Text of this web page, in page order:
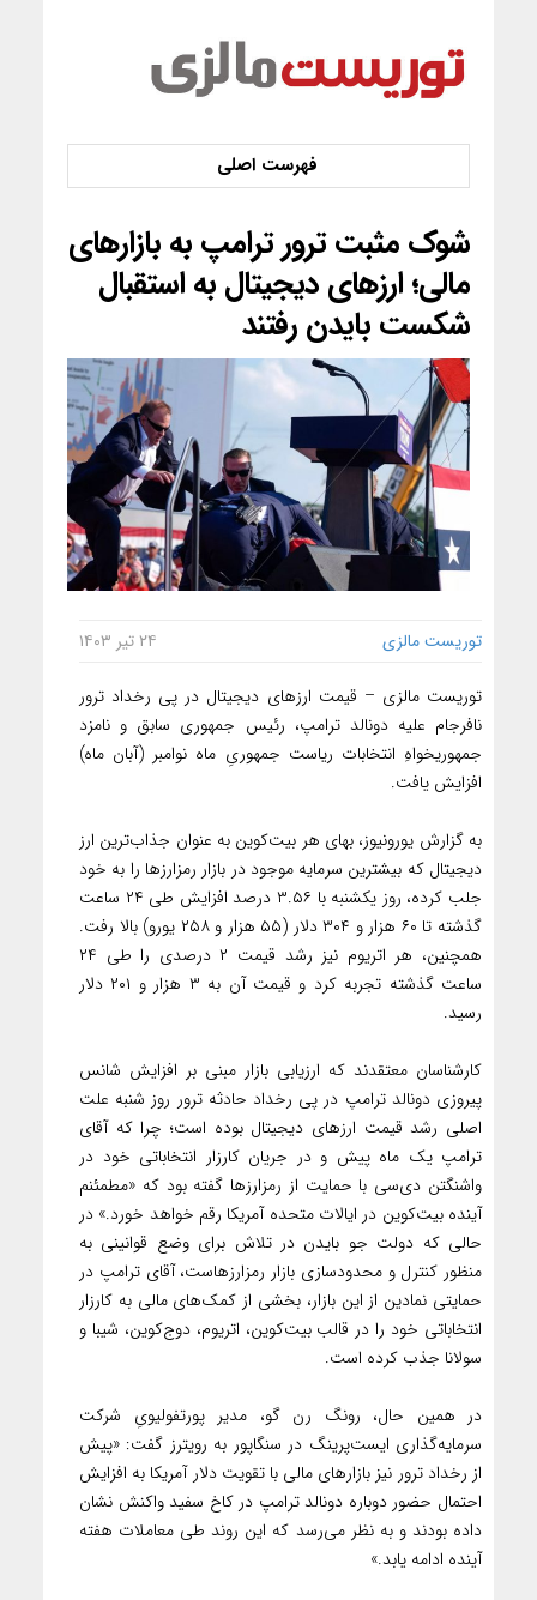
شوک مثبت ترور ترامپ به بازارهای
مالی؛ ارزهای دیجیتال به استقبال
شکست بایدن رفتند
توریست مالزی ۲۴ تیر ۱۴۰۳
توریست مالزی – قیمت ارزهای دیجیتال در پی رخداد ترور
نافرجام علیه دونالد ترامپ، رئیس جمهوری سابق و نامزد
جمهوریخواهِ انتخابات ریاست جمهوریِ ماه نوامبر (آبان ماه)
افزایش یافت.
به گزارش یورونیوز، بهای هر بیت‌کوین به عنوان جذاب‌ترین ارز
دیجیتال که بیشترین سرمایه موجود در بازار رمزارزها را به خود
جلب کرده، روز یکشنبه با ۳.۵۶ درصد افزایش طی ۲۴ ساعت
گذشته تا ۶۰ هزار و ۳۰۴ دلار (۵۵ هزار و ۲۵۸ یورو) بالا رفت.
همچنین، هر اتریوم نیز رشد قیمت ۲ درصدی را طی ۲۴
ساعت گذشته تجربه کرد و قیمت آن به ۳ هزار و ۲۰۱ دلار
رسید.
کارشناسان معتقدند که ارزیابی بازار مبنی بر افزایش شانس
پیروزی دونالد ترامپ در پی رخداد حادثه ترور روز شنبه علت
اصلی رشد قیمت ارزهای دیجیتال بوده است؛ چرا که آقای
ترامپ یک ماه پیش و در جریان کارزار انتخاباتی خود در
واشنگتن دی‌سی با حمایت از رمزارزها گفته بود که «مطمئنم
آینده بیت‌کوین در ایالات متحده آمریکا رقم خواهد خورد.» در
حالی که دولت جو بایدن در تلاش برای وضع قوانینی به
منظور کنترل و محدودسازی بازار رمزارزهاست، آقای ترامپ در
حمایتی نمادین از این بازار، بخشی از کمک‌های مالی به کارزار
انتخاباتی خود را در قالب بیت‌کوین، اتریوم، دوج‌کوین، شیبا و
سولانا جذب کرده است.
در همین حال، رونگ رن گو، مدیر پورتفولیویِ شرکت
سرمایه‌گذاری ایست‌پرینگ در سنگاپور به رویترز گفت: «پیش
از رخداد ترور نیز بازارهای مالی با تقویت دلار آمریکا به افزایش
احتمال حضور دوباره دونالد ترامپ در کاخ سفید واکنش نشان
داده بودند و به نظر می‌رسد که این روند طی معاملات هفته
آینده ادامه یابد.»